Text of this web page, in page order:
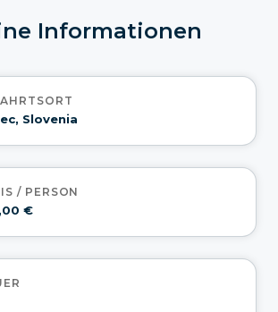
Informationen
Slovenia
/ PERSON
€